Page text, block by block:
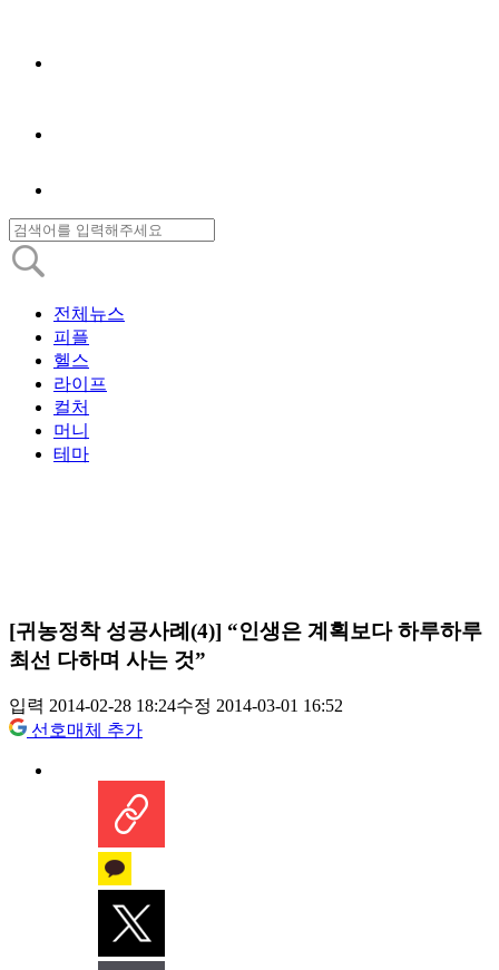
전체뉴스
피플
헬스
라이프
컬처
머니
테마
[귀농정착 성공사례(4)] “인생은 계획보다 하루하루
최선 다하며 사는 것”
입력 2014-02-28 18:24수정 2014-03-01 16:52
선호매체 추가